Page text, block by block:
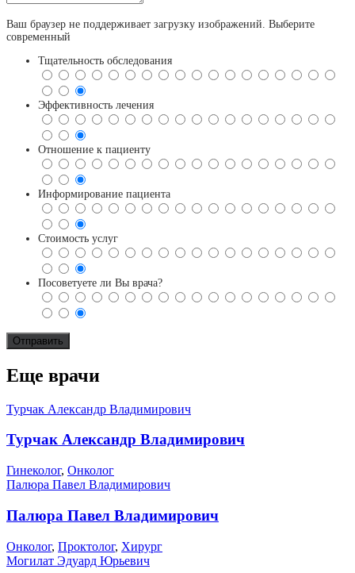
Ваш браузер не поддерживает загрузку изображений. Выберите
современный
Тщательность обследования
Эффективность лечения
Отношение к пациенту
Информирование пациента
Стоимость услуг
Посоветуете ли Вы врача?
Еще врачи
Турчак Александр Владимирович
Турчак Александр Владимирович
Гинеколог, Онколог
Палюра Павел Владимирович
Палюра Павел Владимирович
Онколог, Проктолог, Хирург
Могилат Эдуард Юрьевич